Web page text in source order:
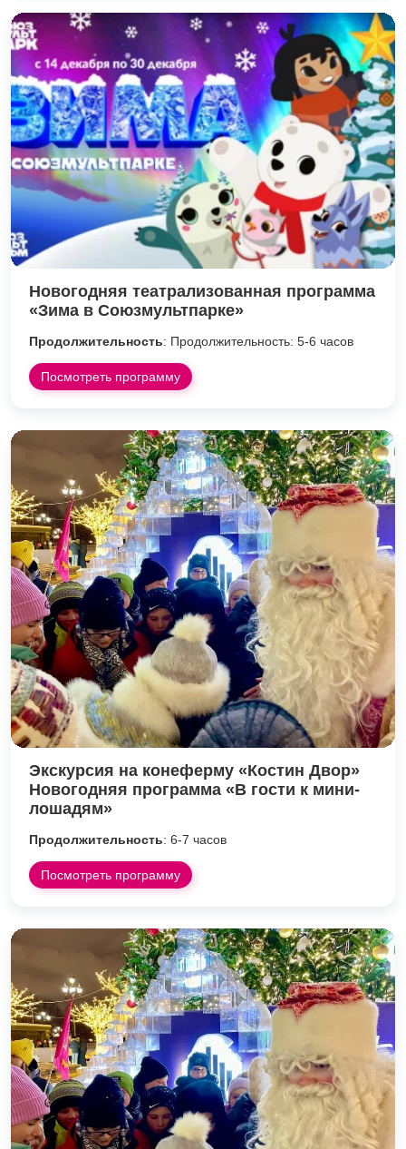
Новогодняя театрализованная программа
«Зима в Союзмультпарке»
Продолжительность: Продолжительность: 5-6 часов
Посмотреть программу
Экскурсия на конеферму «Костин Двор»
Новогодняя программа «В гости к мини-
лошадям»
Продолжительность: 6-7 часов
Посмотреть программу